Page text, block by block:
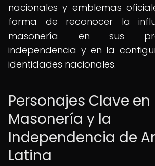
nacionales y emblemas
forma de reconocer la
masonería en sus
independencia y en la
identidades nacionales.
Personajes Clave en
Masonería y la
Independencia de
Latina